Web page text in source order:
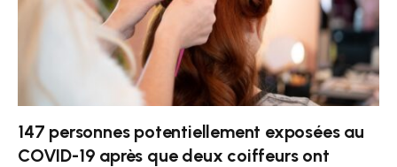
147 personnes potentiellement exposées au
COVID-19 après que deux coiffeurs ont